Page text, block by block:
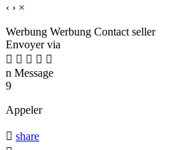
‹ › ×
Werbung Werbung Contact seller
Envoyer via
    
n Message
9
Appeler
 share